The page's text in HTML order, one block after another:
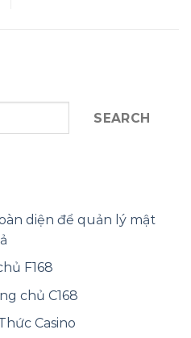
SEARCH
diện để quản lý mật
F168
chủ C168
Casino